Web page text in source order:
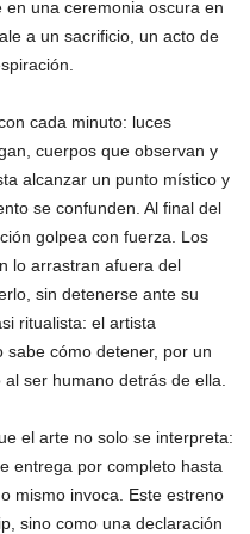
una ceremonia oscura en
a un sacrificio, un acto de
cada minuto: luces
cuerpos que observan y
alcanzar un punto místico y
se confunden. Al final del
golpea con fuerza. Los
lo arrastran afuera del
sin detenerse ante su
ritualista: el artista
cómo detener, por un
ser humano detrás de ella.
el arte no solo se interpreta:
entrega por completo hasta
mismo invoca. Este estreno
sino como una declaración